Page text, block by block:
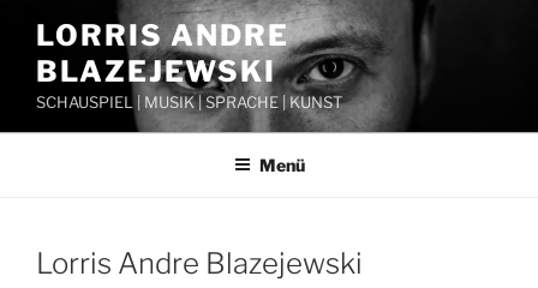
Inhalt
springen
LORRIS ANDRE
BLAZEJEWSKI
SCHAUSPIEL | MUSIK | SPRACHE | KUNST
Menü
Lorris Andre Blazejewski